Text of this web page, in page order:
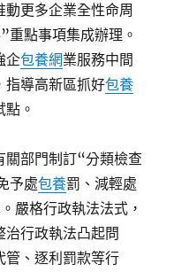
動更多企業全性命周
重點事項集成辦理。
企包養網業服務中間
指導高新區抓好包養
。
關部門制訂“分類檢查
予處包養罰、減輕處
嚴格行政執法法式，
行政執法凸起問
管、逐利罰款等行